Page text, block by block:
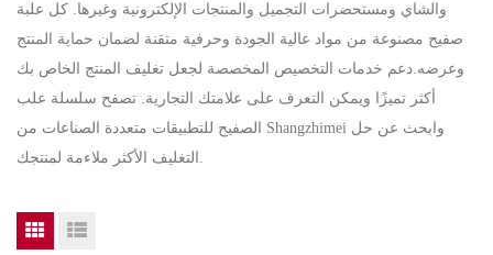
والشاي ومستحضرات التجميل والمنتجات الإلكترونية وغيرها. كل علبة
صفيح مصنوعة من مواد عالية الجودة وحرفية متقنة لضمان حماية المنتج
وعرضه.دعم خدمات التخصيص المخصصة لجعل تغليف المنتج الخاص بك
أكثر تميزًا ويمكن التعرف على علامتك التجارية. تصفح سلسلة علب
الصفيح للتطبيقات متعددة الصناعات من Shangzhimei وابحث عن حل
التغليف الأكثر ملاءمة لمنتجك.